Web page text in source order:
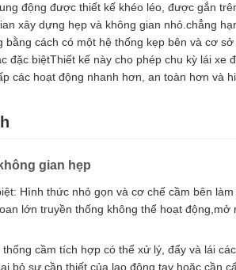
động được thiết kế khéo léo, được gắn
xây dựng hẹp và không gian nhỏ.chẳng
cách có một hệ thống kẹp bên và cơ
đặc biệtThiết kế này cho phép chu kỳ lái xe
các hoạt động nhanh hơn, an toàn hơn và
gian hẹp
Hình thức nhỏ gọn và cơ chế cầm bên
lớn truyền thống không thể hoạt động,mở
cầm tích hợp có thể xử lý, đẩy và lái
bỏ sự cần thiết của lao động tay hoặc cần